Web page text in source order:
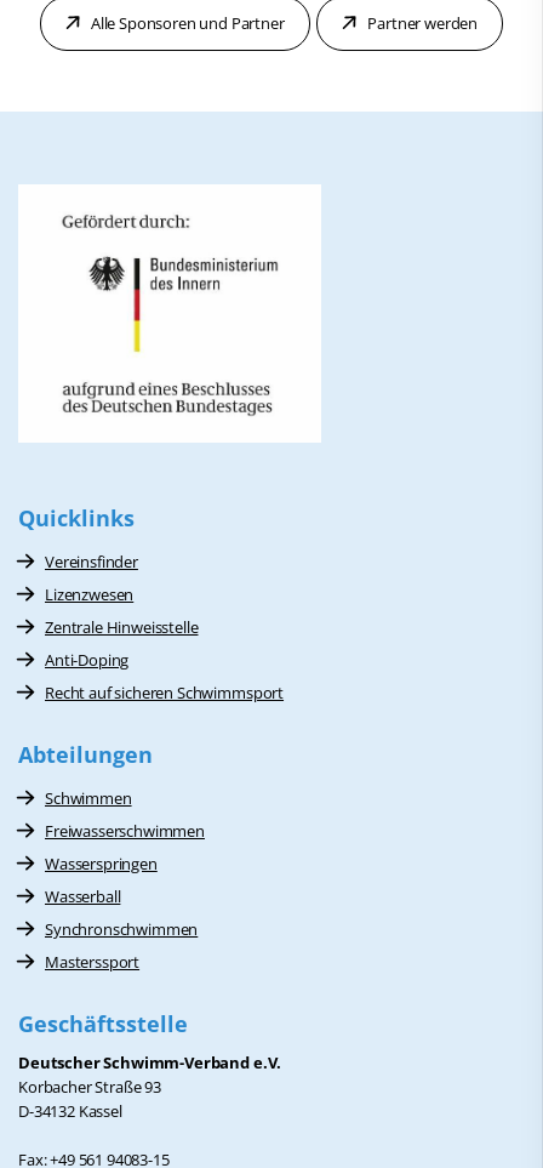
Alle Sponsoren und Partner Partner werden
Quicklinks
Vereinsfinder
Lizenzwesen
Zentrale Hinweisstelle
Anti-Doping
Recht auf sicheren Schwimmsport
Abteilungen
Schwimmen
Freiwasserschwimmen
Wasserspringen
Wasserball
Synchronschwimmen
Masterssport
Geschäftsstelle
Deutscher Schwimm-Verband e.V.
Korbacher Straße 93
D-34132 Kassel
Fax: +49 561 94083-15